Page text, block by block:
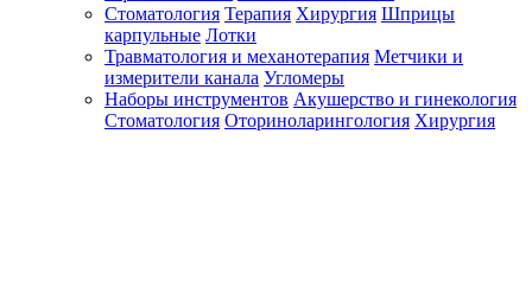
Стоматология Терапия Хирургия Шприцы
карпульные Лотки
Травматология и механотерапия Метчики и
измерители канала Угломеры
Наборы инструментов Акушерство и гинекология
Стоматология Оториноларингология Хирургия